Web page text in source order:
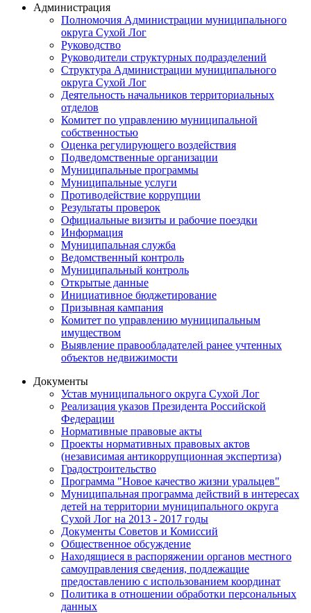
Администрация
Полномочия Администрации муниципального
округа Сухой Лог
Руководство
Руководители структурных подразделений
Структура Администрации муниципального
округа Сухой Лог
Деятельность начальников территориальных
отделов
Комитет по управлению муниципальной
собственностью
Оценка регулирующего воздействия
Подведомственные организации
Муниципальные программы
Муниципальные услуги
Противодействие коррупции
Результаты проверок
Официальные визиты и рабочие поездки
Информация
Муниципальная служба
Ведомственный контроль
Муниципальный контроль
Открытые данные
Инициативное бюджетирование
Призывная кампания
Комитет по управлению муниципальным
имуществом
Выявление правообладателей ранее учтенных
объектов недвижимости
Документы
Устав муниципального округа Сухой Лог
Реализация указов Президента Российской
Федерации
Нормативные правовые акты
Проекты нормативных правовых актов
(независимая антикоррупционная экспертиза)
Градостроительство
Программа "Новое качество жизни уральцев"
Муниципальная программа действий в интересах
детей на территории муниципального округа
Сухой Лог на 2013 - 2017 годы
Документы Советов и Комиссий
Общественное обсуждение
Находящиеся в распоряжении органов местного
самоуправления сведения, подлежащие
предоставлению с использованием координат
Политика в отношении обработки персональных
данных